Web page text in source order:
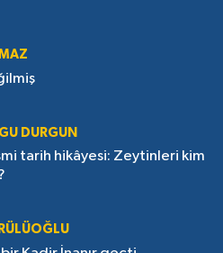
DURGUN
tarih hikâyesi: Zeytinleri kim